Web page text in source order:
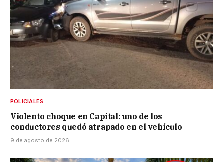
POLICIALES
Violento choque en Capital: uno de los
conductores quedó atrapado en el vehículo
9 de agosto de 2026